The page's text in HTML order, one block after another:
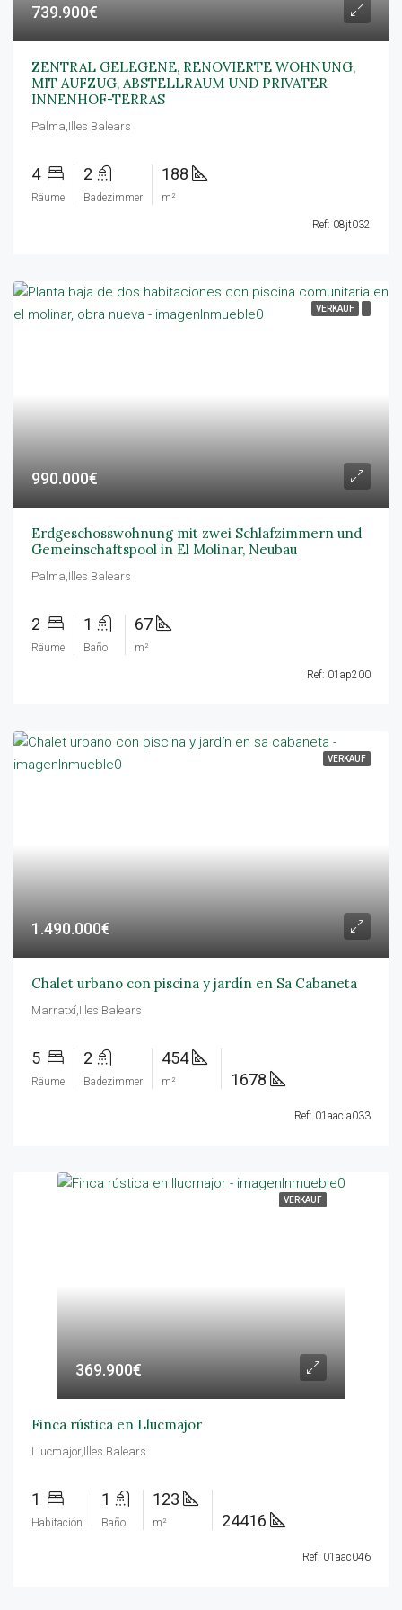
739.900€
ZENTRAL GELEGENE, RENOVIERTE WOHNUNG,
MIT AUFZUG, ABSTELLRAUM UND PRIVATER
INNENHOF-TERRAS
Palma,Illes Balears
4
Räume
2
Badezimmer
188
m²
Ref: 08jt032
VERKAUF
990.000€
Erdgeschosswohnung mit zwei Schlafzimmern und
Gemeinschaftspool in El Molinar, Neubau
Palma,Illes Balears
2
Räume
1
Baño
67
m²
Ref: 01ap200
VERKAUF
1.490.000€
Chalet urbano con piscina y jardín en Sa Cabaneta
Marratxí,Illes Balears
5
Räume
2
Badezimmer
454
m² 1678
Ref: 01aacla033
VERKAUF
369.900€
Finca rústica en Llucmajor
Llucmajor,Illes Balears
1
Habitación
1
Baño
123
m² 24416
Ref: 01aac046